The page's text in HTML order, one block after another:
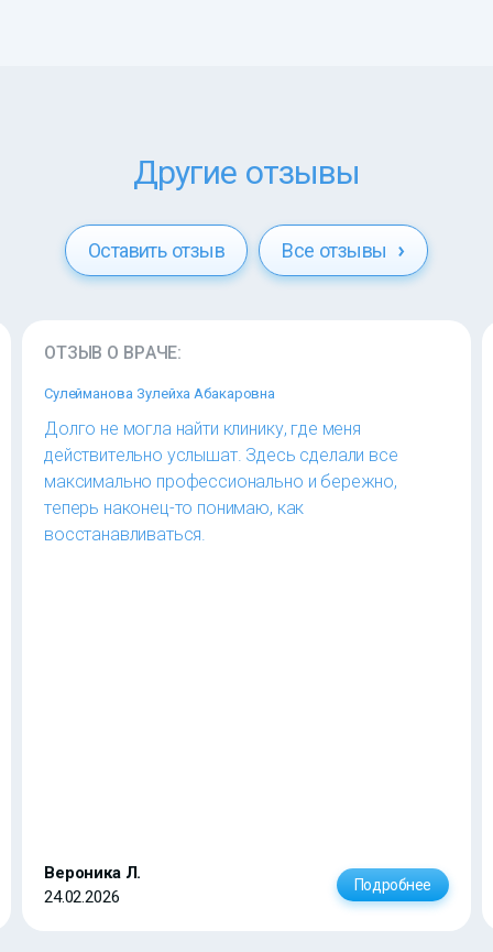
Другие отзывы
Оставить отзыв Все отзывы
ОТЗЫВ О ВРАЧЕ:
Сулейманова Зулейха Абакаровна
Долго не могла найти клинику, где меня
действительно услышат. Здесь сделали все
максимально профессионально и бережно,
теперь наконец-то понимаю, как
восстанавливаться.
Вероника Л.
24.02.2026
Подробнее